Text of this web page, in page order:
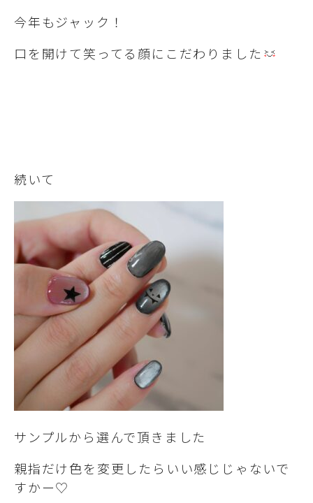
今年もジャック！
口を開けて笑ってる顔にこだわりました
続いて
サンプルから選んで頂きました
親指だけ色を変更したらいい感じじゃないで
すかー♡